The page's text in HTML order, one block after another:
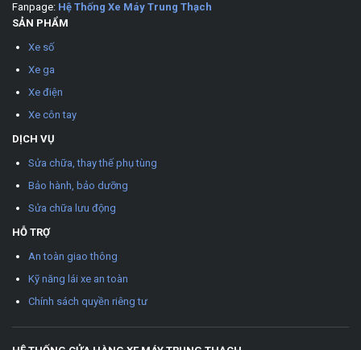
Fanpage: Hệ Thống Xe Máy Trung Thạch
SẢN PHẨM
Xe số
Xe ga
Xe điện
Xe côn tay
DỊCH VỤ
Sửa chữa, thay thế phụ tùng
Bảo hành, bảo dưỡng
Sửa chữa lưu động
HỖ TRỢ
An toàn giao thông
Kỹ năng lái xe an toàn
Chính sách quyền riêng tư